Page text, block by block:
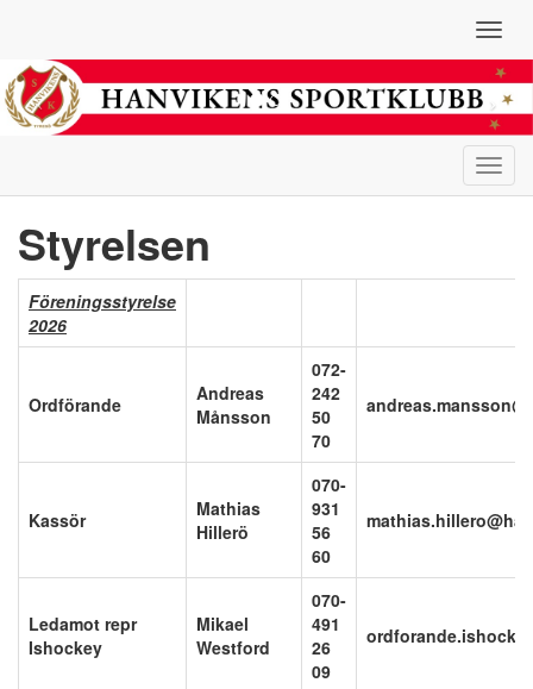
Styrelsen
Föreningsstyrelse
2026
Ordförande
Andreas
Månsson
072-
242
50
70
Kassör
Mathias
Hillerö
070-
931
56
60
Ledamot repr
Ishockey
Mikael
Westford
070-
491
26
09